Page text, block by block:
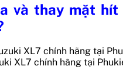
và thay mặt hít
XL7 chính hãng tại